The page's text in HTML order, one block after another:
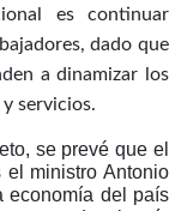
es continuar
dado que
a dinamizar los
servicios.
se prevé que el
el ministro Antonio
economía del país